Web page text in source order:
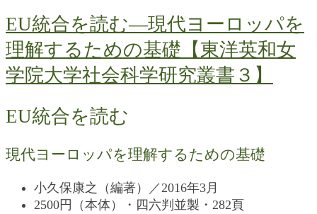
EU統合を読む―現代ヨーロッパを
理解するための基礎【東洋英和女
学院大学社会科学研究叢書３】
EU統合を読む
現代ヨーロッパを理解するための基礎
小久保康之（編著）／2016年3月
2500円（本体）・四六判並製・282頁